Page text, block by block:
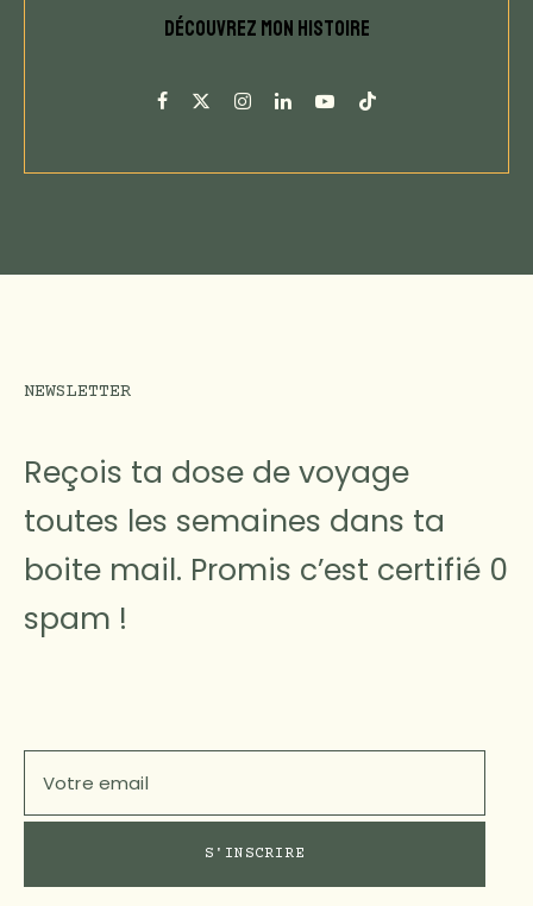
DÉCOUVREZ MON HISTOIRE
NEWSLETTER
Reçois ta dose de voyage
toutes les semaines dans ta
boite mail. Promis c’est certifié 0
spam !